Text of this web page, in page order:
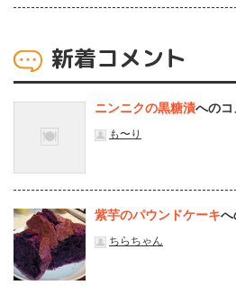
新着コメント
ニンニクの黒糖漬へのコ
も〜り
紫芋のパウンドケーキへ
ちらちゃん